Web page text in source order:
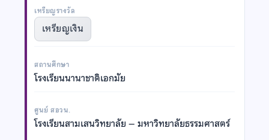
เหรียญรางวัล
เหรียญเงิน
สถานศึกษา
โรงเรียนนานาชาติเอกมัย
ศูนย์ สอวน.
โรงเรียนสามเสนวิทยาลัย – มหาวิทยาลัยธรรมศาสตร์